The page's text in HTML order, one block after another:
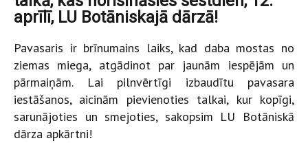
aprīlī, LU Botāniskajā dārzā!
Pavasaris ir brīnumains laiks, kad daba mostas no
ziemas miega, atgādinot par jaunām iespējām un
pārmaiņām. Lai pilnvērtīgi izbaudītu pavasara
iestāšanos, aicinām pievienoties talkai, kur kopīgi,
sarunājoties un smejoties, sakopsim LU Botāniskā
dārza apkārtni!